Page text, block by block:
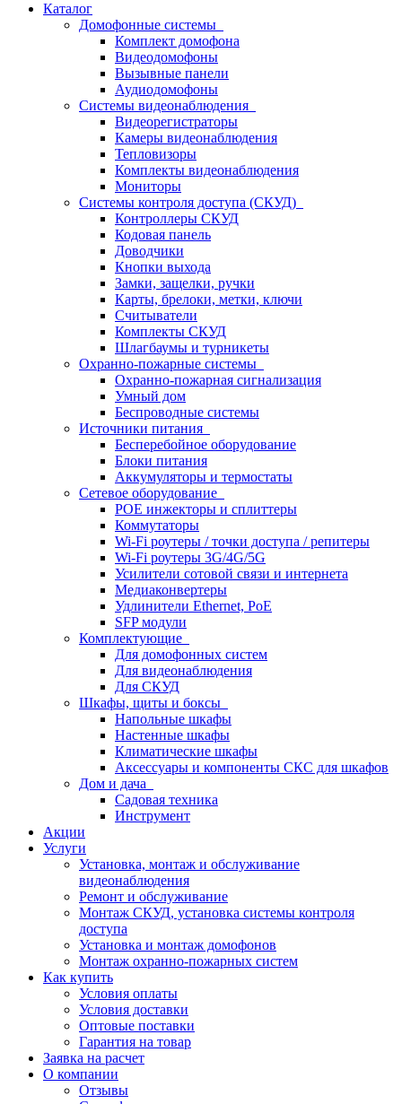
Каталог
Домофонные системы
Комплект домофона
Видеодомофоны
Вызывные панели
Аудиодомофоны
Системы видеонаблюдения
Видеорегистраторы
Камеры видеонаблюдения
Тепловизоры
Комплекты видеонаблюдения
Мониторы
Системы контроля доступа (СКУД)
Контроллеры СКУД
Кодовая панель
Доводчики
Кнопки выхода
Замки, защелки, ручки
Карты, брелоки, метки, ключи
Считыватели
Комплекты СКУД
Шлагбаумы и турникеты
Охранно-пожарные системы
Охранно-пожарная сигнализация
Умный дом
Беспроводные системы
Источники питания
Бесперебойное оборудование
Блоки питания
Аккумуляторы и термостаты
Сетевое оборудование
POE инжекторы и сплиттеры
Коммутаторы
Wi-Fi роутеры / точки доступа / репитеры
Wi-Fi роутеры 3G/4G/5G
Усилители сотовой связи и интернета
Медиаконвертеры
Удлинители Ethernet, PoE
SFP модули
Комплектующие
Для домофонных систем
Для видеонаблюдения
Для СКУД
Шкафы, щиты и боксы
Напольные шкафы
Настенные шкафы
Климатические шкафы
Аксессуары и компоненты СКС для шкафов
Дом и дача
Садовая техника
Инструмент
Акции
Услуги
Установка, монтаж и обслуживание
видеонаблюдения
Ремонт и обслуживание
Монтаж СКУД, установка системы контроля
доступа
Установка и монтаж домофонов
Монтаж охранно-пожарных систем
Как купить
Условия оплаты
Условия доставки
Оптовые поставки
Гарантия на товар
Заявка на расчет
О компании
Отзывы